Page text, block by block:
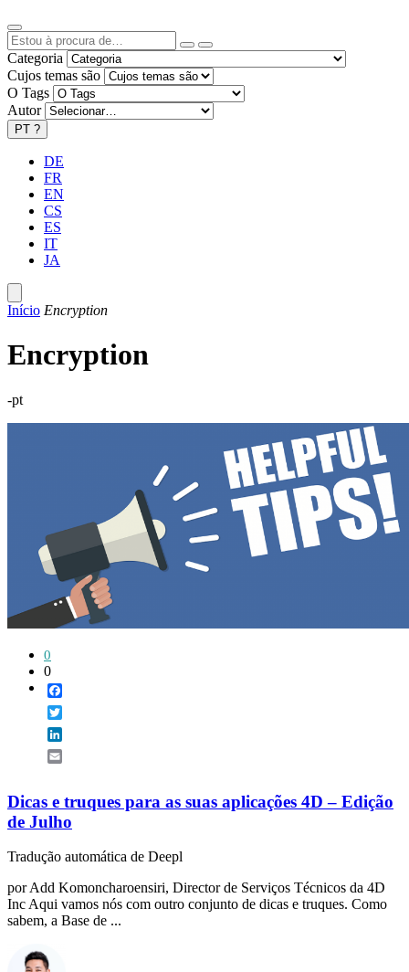
Categoria
Cujos temas são
O Tags
Autor
PT ?
DE
FR
EN
CS
ES
IT
JA
Início Encryption
Encryption
-pt
0
0
Dicas e truques para as suas aplicações 4D – Edição
de Julho
Tradução automática de Deepl
por Add Komoncharoensiri, Director de Serviços Técnicos da 4D
Inc Aqui vamos nós com outro conjunto de dicas e truques. Como
sabem, a Base de ...